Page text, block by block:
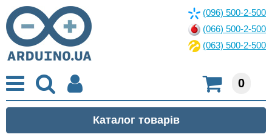
(096) 500-2-500
(066) 500-2-500
(063) 500-2-500
0